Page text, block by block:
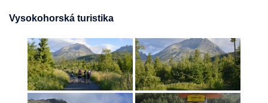
Vysokohorská turistika